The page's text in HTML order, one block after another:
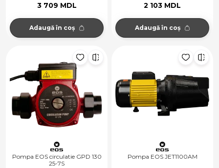
3 709 MDL
Adaugă în coș
2 103 MDL
Adaugă în coș
Pompa EOS circulatie GPD 130
25-7S
Pompa EOS JET1100AM